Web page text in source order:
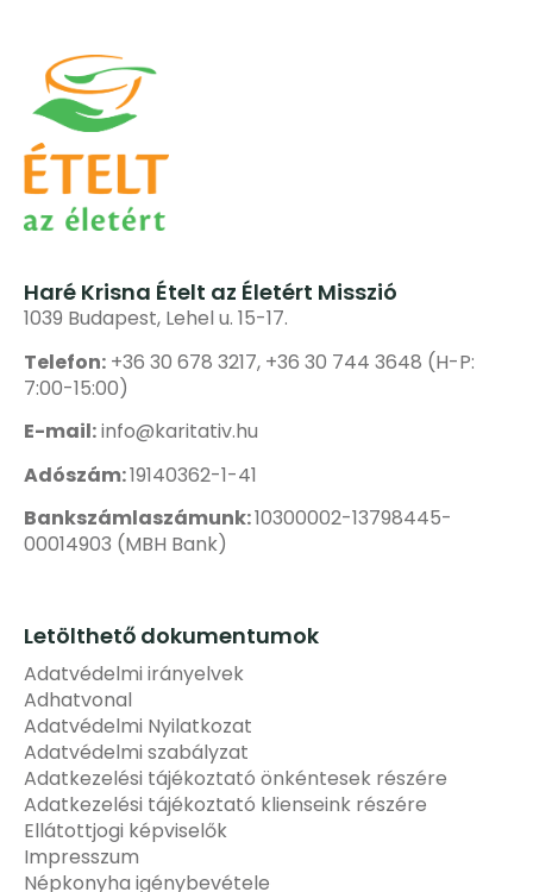
Haré Krisna Ételt az Életért Misszió
1039 Budapest, Lehel u. 15-17.
Telefon: +36 30 678 3217, +36 30 744 3648 (H-P:
7:00-15:00)
E-mail:info@karitativ.hu
Adószám:19140362-1-41
Bankszámlaszámunk:10300002-13798445-
00014903 (MBH Bank)
Letölthető dokumentumok
Adatvédelmi irányelvek
Adhatvonal
Adatvédelmi Nyilatkozat
Adatvédelmi szabályzat
Adatkezelési tájékoztató önkéntesek részére
Adatkezelési tájékoztató klienseink részére
Ellátottjogi képviselők
Impresszum
Népkonyha igénybevétele